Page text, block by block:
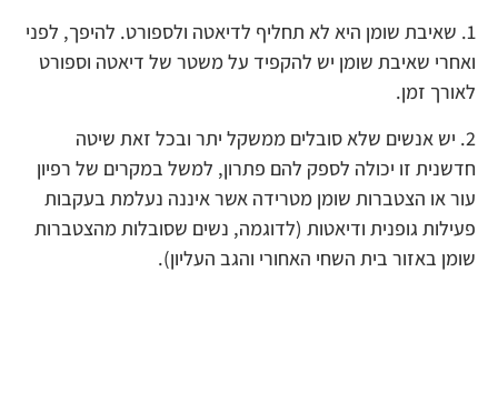
1. שאיבת שומן היא לא תחליף לדיאטה ולספורט. להיפך, לפני
ואחרי שאיבת שומן יש להקפיד על משטר של דיאטה וספורט
לאורך זמן.
2. יש אנשים שלא סובלים ממשקל יתר ובכל זאת שיטה
חדשנית זו יכולה לספק להם פתרון, למשל במקרים של רפיון
עור או הצטברות שומן מטרידה אשר איננה נעלמת בעקבות
פעילות גופנית ודיאטות (לדוגמה, נשים שסובלות מהצטברות
שומן באזור בית השחי האחורי והגב העליון).